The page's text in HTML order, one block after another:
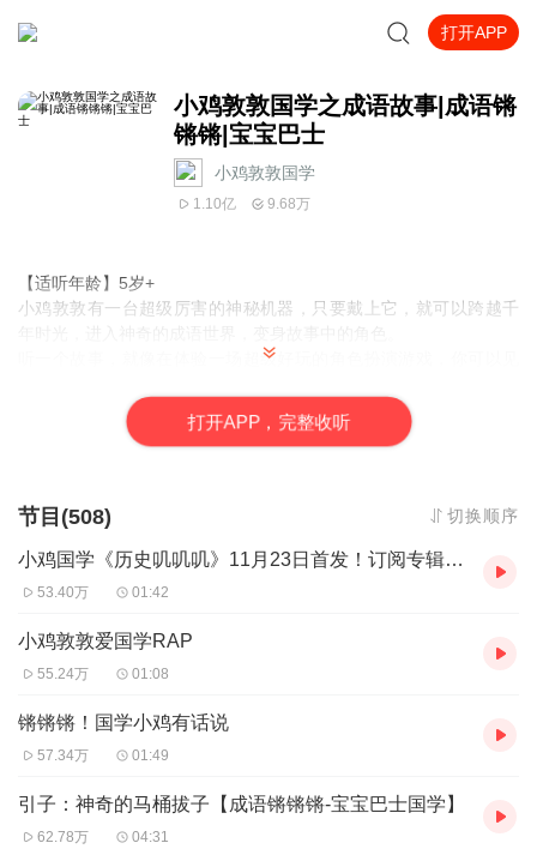
打开APP
小鸡敦敦国学之成语故事|成语锵
锵锵|宝宝巴士
小鸡敦敦国学
1.10亿 9.68万
【适听年龄】5岁+
小鸡敦敦有一台超级厉害的神秘机器，只要戴上它，就可以跨越千
听一个故事，就像在体验一场超级好玩的角色扮演游戏，你可以见
小朋友们，准备好和小鸡敦敦一起开启神奇的成语世界之门了吗？
那就快来订阅专辑《小鸡敦敦成语故事》吧。记得点赞、评论、点
亮五颗星星哟！
【小鸡敦敦国学】系列
【点击收听】小鸡敦敦国学谜案之三黄镇篇
【点击收听】小鸡敦敦国学之西游记英雄悟空
【点击收听】小鸡敦敦国学之成语故事（成语锵锵锵）
【点击收听】小鸡敦敦国学之名著故事（名著锵锵锵）
【点击收听】小鸡敦敦国学之爆笑历史（历史叽叽叽）
【点击收听】小鸡敦敦国学之爆笑古诗（古诗叽叽叽）
打开APP，完整收听
节目(508) 切换顺序
小鸡国学《历史叽叽叽》11月23日首发！订阅专辑收听
53.40万 01:42
小鸡敦敦爱国学RAP
55.24万 01:08
锵锵锵！国学小鸡有话说
57.34万 01:49
引子：神奇的马桶拔子【成语锵锵锵-宝宝巴士国学】
62.78万 04:31